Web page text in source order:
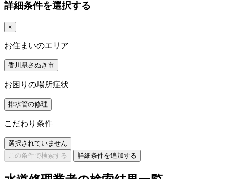
詳細条件を選択する
×
お住まいのエリア
香川県さぬき市
お困りの場所症状
排水管の修理
こだわり条件
選択されていません
この条件で検索する
詳細条件を追加する